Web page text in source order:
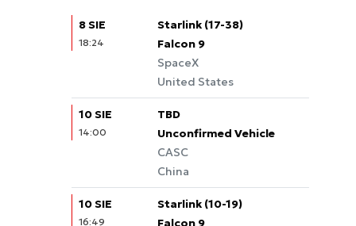
8 SIE
18:24
Starlink (17-38)
Falcon 9
SpaceX
United States
10 SIE
14:00
TBD
Unconfirmed Vehicle
CASC
China
10 SIE
16:49
Starlink (10-19)
Falcon 9